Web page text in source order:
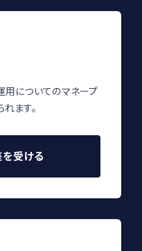
用についてのマネープ
ます。
受ける